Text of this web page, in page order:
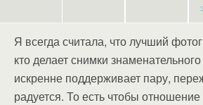
Я всегда считала, что лучший
кто делает снимки
искренне поддерживает пару,
радуется. То есть чтобы